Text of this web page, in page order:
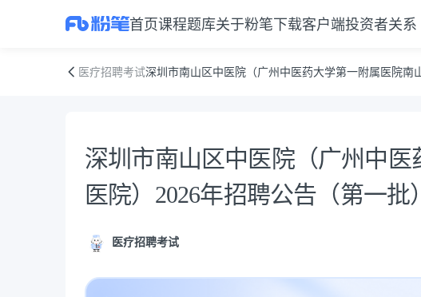
首页课程题库关于粉笔下载客户端投资者关系
医疗招聘考试深圳市南山区中医院（广州中医药大学第一附属医院南
公告正文
深圳市南山区中医院（广州中
医院）2026年招聘公告（第一批）
医疗招聘考试